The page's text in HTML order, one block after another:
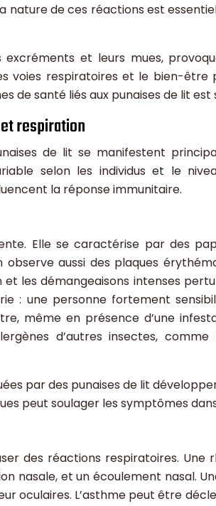
nature de ces réactions est
excréments et leurs mues,
voies respiratoires et le bien-être
de santé liés aux punaises de lit
respiration
de lit se manifestent
selon les individus et le
la réponse immunitaire.
Elle se caractérise par des
observe aussi des plaques
et les démangeaisons intenses
: une personne fortement
même en présence d’une
d’autres insectes,
par des punaises de lit
peut soulager les symptômes
des réactions respiratoires. Une
nasale, et un écoulement nasal.
oculaires. L’asthme peut être